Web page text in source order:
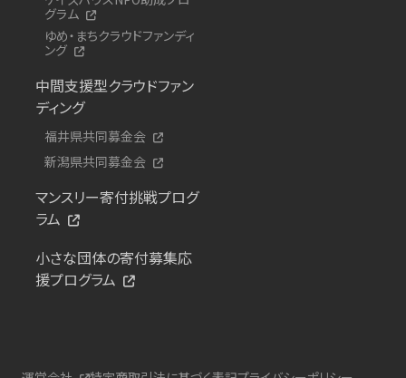
グラム
ゆめ・まちクラウドファンディ
ング
中間支援型クラウドファン
ディング
福井県共同募金会
新潟県共同募金会
マンスリー寄付挑戦プログ
ラム
小さな団体の寄付募集応
援プログラム